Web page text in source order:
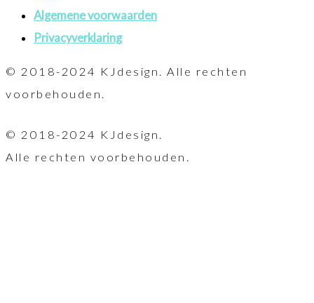
Algemene voorwaarden
Privacyverklaring
© 2018-2024 KJdesign. Alle rechten
voorbehouden.
© 2018-2024 KJdesign.
Alle rechten voorbehouden.